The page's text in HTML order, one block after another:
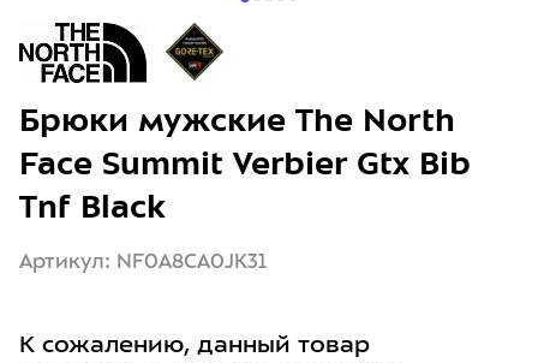
Брюки мужские The North
Face Summit Verbier Gtx Bib
Tnf Black
Артикул: NF0A8CA0JK31
К сожалению, данный товар